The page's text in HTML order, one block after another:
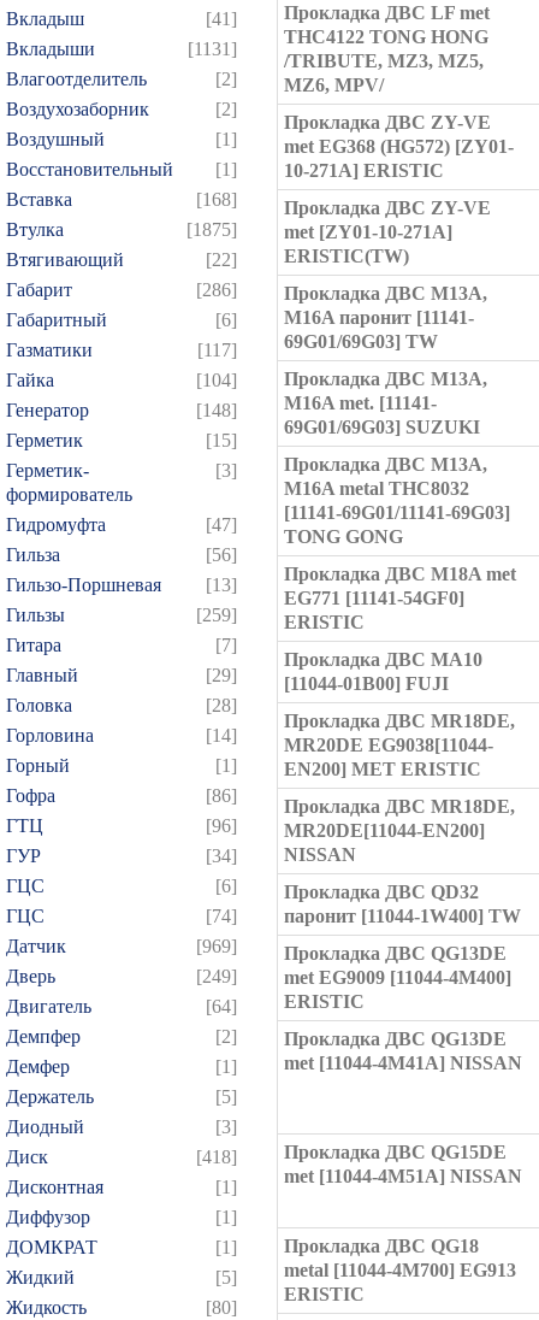
Вкладыш
[41]
Вкладыши
[1131]
Влагоотделитель
[2]
Воздухозаборник
[2]
Воздушный
[1]
Восстановительный
[1]
Вставка
[168]
Втулка
[1875]
Втягивающий
[22]
Габарит
[286]
Габаритный
[6]
Газматики
[117]
Гайка
[104]
Генератор
[148]
Герметик
[15]
Герметик-
формирователь
[3]
Гидромуфта
[47]
Гильза
[56]
Гильзо-Поршневая
[13]
Гильзы
[259]
Гитара
[7]
Главный
[29]
Головка
[28]
Горловина
[14]
Горный
[1]
Гофра
[86]
ГТЦ
[96]
ГУР
[34]
ГЦC
[6]
ГЦС
[74]
Датчик
[969]
Дверь
[249]
Двигатель
[64]
Демпфер
[2]
Демфер
[1]
Держатель
[5]
Диодный
[3]
Диск
[418]
Дисконтная
[1]
Диффузор
[1]
ДОМКРАТ
[1]
Жидкий
[5]
Жидкость
[80]
Прокладка ДВС LF met
THC4122 TONG HONG
/TRIBUTE, MZ3, MZ5,
MZ6, MPV/
Прокладка ДВС ZY-VE
met EG368 (HG572) [ZY01-
10-271A] ERISTIC
Прокладка ДВС ZY-VE
met [ZY01-10-271A]
ERISTIC(TW)
Прокладка ДВС M13A,
M16A паронит [11141-
69G01/69G03] TW
Прокладка ДВС M13A,
M16A met. [11141-
69G01/69G03] SUZUKI
Прокладка ДВС M13A,
M16A metal THC8032
[11141-69G01/11141-69G03]
TONG GONG
Прокладка ДВС M18A met
EG771 [11141-54GF0]
ERISTIC
Прокладка ДВС MA10
[11044-01B00] FUJI
Прокладка ДВС MR18DE,
MR20DE EG9038[11044-
EN200] MET ERISTIC
Прокладка ДВС MR18DE,
MR20DE[11044-EN200]
NISSAN
Прокладка ДВС QD32
паронит [11044-1W400] TW
Прокладка ДВС QG13DE
met EG9009 [11044-4M400]
ERISTIC
Прокладка ДВС QG13DE
met [11044-4M41A] NISSAN
Прокладка ДВС QG15DE
met [11044-4M51A] NISSAN
Прокладка ДВС QG18
metal [11044-4M700] EG913
ERISTIC